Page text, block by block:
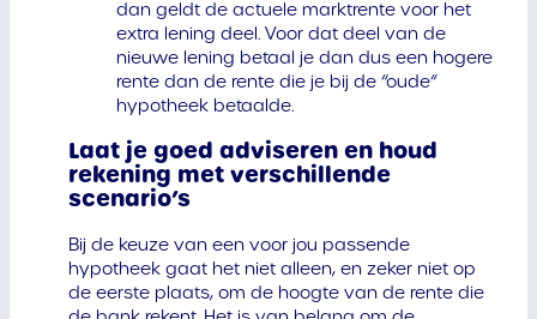
dan geldt de actuele marktrente voor het
extra lening deel. Voor dat deel van de
nieuwe lening betaal je dan dus een hogere
rente dan de rente die je bij de “oude”
hypotheek betaalde.
Laat je goed adviseren en houd
rekening met verschillende
scenario’s
Bij de keuze van een voor jou passende
hypotheek gaat het niet alleen, en zeker niet op
de eerste plaats, om de hoogte van de rente die